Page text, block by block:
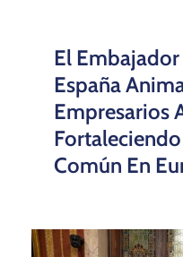
El Embajador
España
Empresarios
Común En